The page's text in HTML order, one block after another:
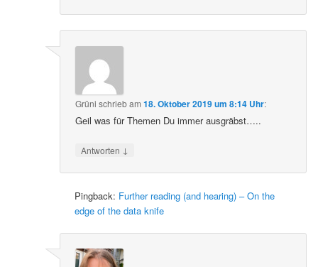
Grüni schriebam18. Oktober 2019 um 8:14 Uhr:
Geil was für Themen Du immer ausgräbst…..
Antworten ↓
Pingback: Further reading (and hearing) – On the
edge of the data knife